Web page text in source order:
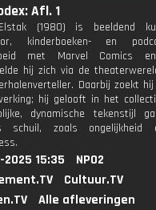
Afl. 1
(1980) is beeldend
kinderboeken- en
met Marvel Comics
hij zich via de
Daarbij zoekt
hij gelooft in het
dynamische tekenstijl
schuil, zoals ongelijkheid
15:35
NPO2
Cultuur.TV
Alle afleveringen